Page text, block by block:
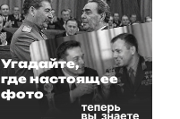
Угадайте,
где настоящее
фото